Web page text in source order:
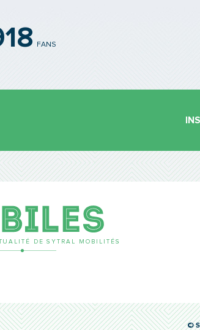
FANS
DE SYTRAL MOBILITÉS
©